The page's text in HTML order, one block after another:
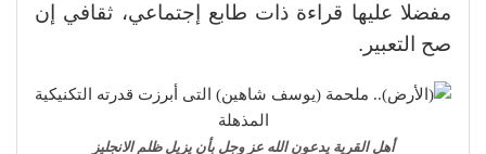
مفضلا عليها قراءة ذات طابع إجتماعي، ثقافي إن
صح التعبير.
أهل القرية يدعون الله عز وجل بأن يزيل ظلم الانجليز